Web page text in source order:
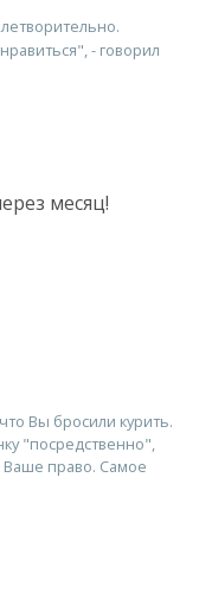
- говорил
месяц!
Вы бросили курить.
"посредственно",
Ваше право. Самое